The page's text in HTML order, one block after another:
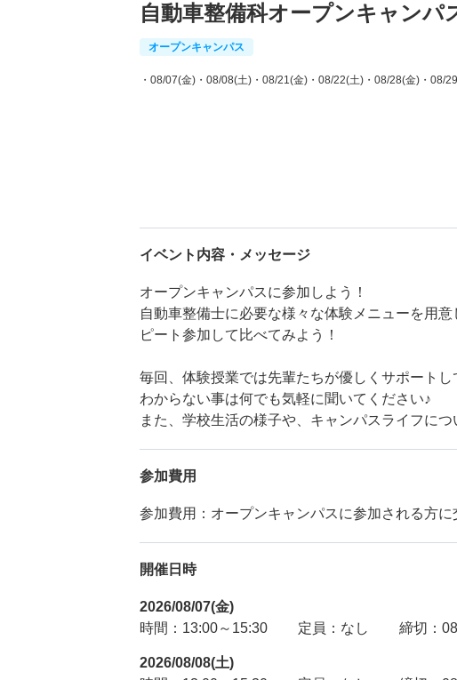
自動車整備科オープンキャンパ
オープンキャンパス
・08/07(金) ・08/08(土) ・08/21(金) ・08/22(土) ・08/28(金) ・08/
イベント内容・メッセージ
オープンキャンパスに参加しよう！
自動車整備士に必要な様々な体験メニューを用
ピート参加して比べてみよう！
毎回、体験授業では先輩たちが優しくサポートし
わからない事は何でも気軽に聞いてください♪
また、学校生活の様子や、キャンパスライフにつ
参加費用
参加費用：オープンキャンパスに参加される方
開催日時
2026/08/07(金)
時間：13:00～15:30
定員：なし 締切：
2026/08/08(土)